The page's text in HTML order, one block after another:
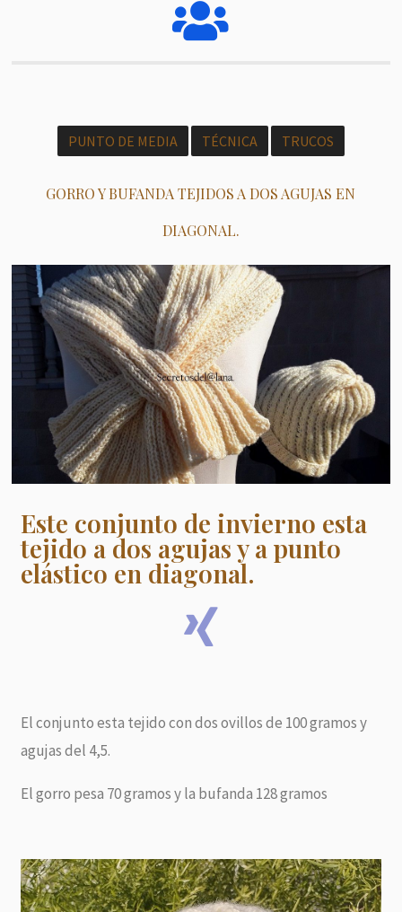
PUNTO DE MEDIA TÉCNICA TRUCOS
GORRO Y BUFANDA TEJIDOS A DOS AGUJAS EN
DIAGONAL.
Este conjunto de invierno esta
tejido a dos agujas y a punto
elástico en diagonal.
El conjunto esta tejido con dos ovillos de 100 gramos y
agujas del 4,5.
El gorro pesa 70 gramos y la bufanda 128 gramos